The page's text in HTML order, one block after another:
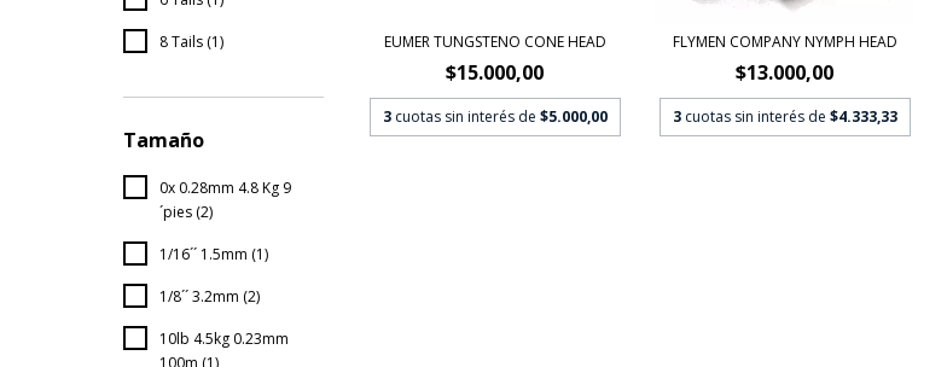
8 Tails (1)
Tamaño
0x 0.28mm 4.8 Kg 9
´pies (2)
1/16´´ 1.5mm (1)
1/8´´ 3.2mm (2)
10lb 4.5kg 0.23mm
100m (1)
EUMER TUNGSTENO CONE HEAD
$15.000,00
3 cuotas sin interés de $5.000,00
FLYMEN COMPANY NYMPH HEAD
$13.000,00
3 cuotas sin interés de $4.333,33